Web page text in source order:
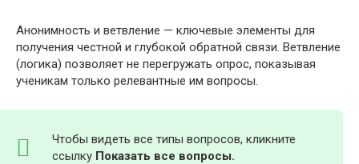
Анонимность и ветвление — ключевые элементы для
получения честной и глубокой обратной связи. Ветвление
(логика) позволяет не перегружать опрос, показывая
ученикам только релевантные им вопросы.
Чтобы видеть все типы вопросов, кликните
ссылку Показать все вопросы.